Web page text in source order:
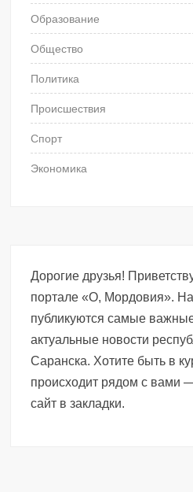
Образование
Общество
Политика
Происшествия
Спорт
Экономика
Дорогие друзья!
портале «О, Мордовия».
публикуются самые
актуальные новости
Саранска. Хотите быть в
происходит рядом с вами
сайт в закладки.